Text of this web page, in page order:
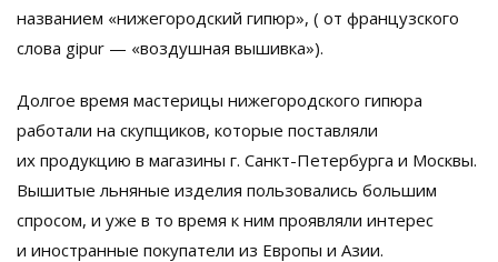
названием «нижегородский гипюр», ( от французского
слова gipur — «воздушная вышивка»).
Долгое время мастерицы нижегородского гипюра
работали на скупщиков, которые поставляли
их продукцию в магазины г. Санкт-Петербурга и Москвы.
Вышитые льняные изделия пользовались большим
спросом, и уже в то время к ним проявляли интерес
и иностранные покупатели из Европы и Азии.